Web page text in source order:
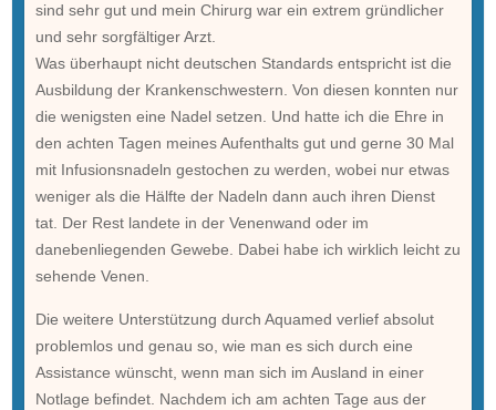
sind sehr gut und mein Chirurg war ein extrem gründlicher
und sehr sorgfältiger Arzt.
Was überhaupt nicht deutschen Standards entspricht ist die
Ausbildung der Krankenschwestern. Von diesen konnten nur
die wenigsten eine Nadel setzen. Und hatte ich die Ehre in
den achten Tagen meines Aufenthalts gut und gerne 30 Mal
mit Infusionsnadeln gestochen zu werden, wobei nur etwas
weniger als die Hälfte der Nadeln dann auch ihren Dienst
tat. Der Rest landete in der Venenwand oder im
danebenliegenden Gewebe. Dabei habe ich wirklich leicht zu
sehende Venen.
Die weitere Unterstützung durch Aquamed verlief absolut
problemlos und genau so, wie man es sich durch eine
Assistance wünscht, wenn man sich im Ausland in einer
Notlage befindet. Nachdem ich am achten Tage aus der